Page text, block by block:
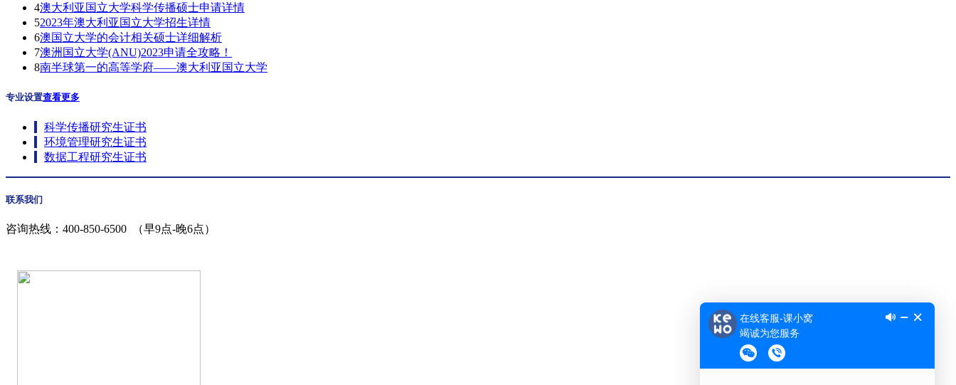
4澳大利亚国立大学科学传播硕士申请详情
52023年澳大利亚国立大学招生详情
6澳国立大学的会计相关硕士详细解析
7澳洲国立大学(ANU)2023申请全攻略！
8南半球第一的高等学府——澳大利亚国立大学
专业设置查看更多
科学传播研究生证书
环境管理研究生证书
数据工程研究生证书
联系我们
咨询热线： 400-850-6500 （早9点-晚6点）